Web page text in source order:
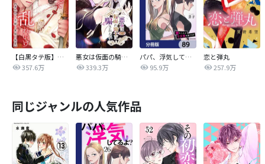
【白黒タテ版】孕むまで乱れいけ～身代わり花嫁と軍服の猛愛
357.6万
悪女は仮面の騎士に騙されない
339.3万
パパ、浮気してるよ？娘と二人でクズ夫を捨てます【分冊版】
95.9万
恋と弾丸
257.9万
同じジャンルの人気作品